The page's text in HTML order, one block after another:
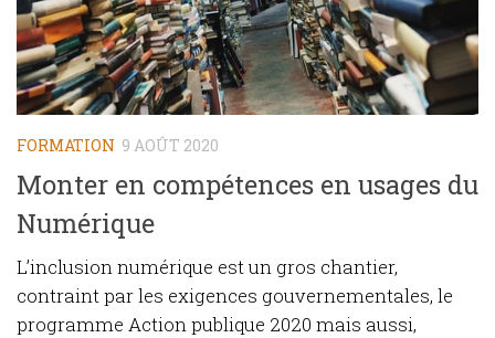
FORMATION 9 AOÛT 2020
Monter en compétences en usages du
Numérique
L’inclusion numérique est un gros chantier,
contraint par les exigences gouvernementales, le
programme Action publique 2020 mais aussi,